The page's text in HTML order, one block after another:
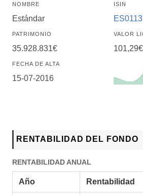
NOMBRE
Estándar
ISIN
PATRIMONIO
35.928.831€
VALOR
101,29€
FECHA DE ALTA
15-07-2016
RENTABILIDAD DEL FONDO
RENTABILIDAD ANUAL
Año Rentabilidad